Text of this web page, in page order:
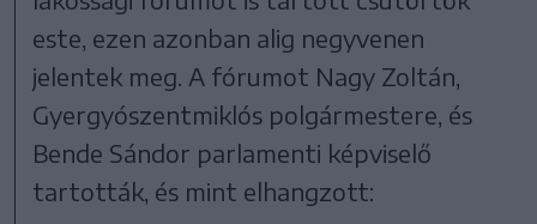
este, ezen azonban alig negyvenen
jelentek meg. A fórumot Nagy Zoltán,
Gyergyószentmiklós polgármestere, és
Bende Sándor parlamenti képviselő
tartották, és mint elhangzott: